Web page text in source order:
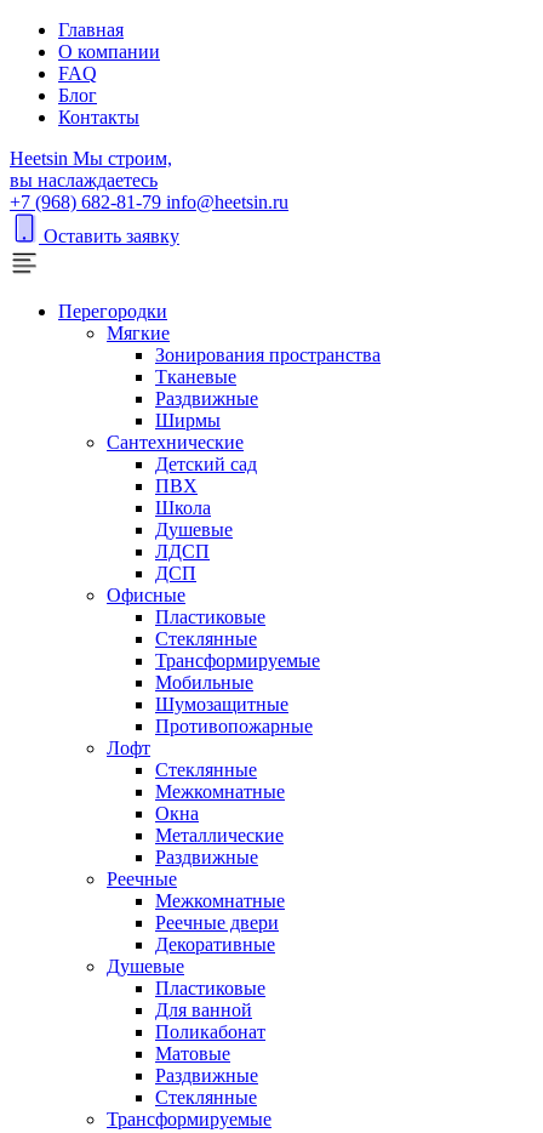
Главная
О компании
FAQ
Блог
Контакты
Heetsin Мы строим,
вы наслаждаетесь
+7 (968) 682-81-79 info@heetsin.ru
Оставить заявку
Перегородки
Мягкие
Зонирования пространства
Тканевые
Раздвижные
Ширмы
Сантехнические
Детский сад
ПВХ
Школа
Душевые
ЛДСП
ДСП
Офисные
Пластиковые
Стеклянные
Трансформируемые
Мобильные
Шумозащитные
Противопожарные
Лофт
Стеклянные
Межкомнатные
Окна
Металлические
Раздвижные
Реечные
Межкомнатные
Реечные двери
Декоративные
Душевые
Пластиковые
Для ванной
Поликабонат
Матовые
Раздвижные
Стеклянные
Трансформируемые